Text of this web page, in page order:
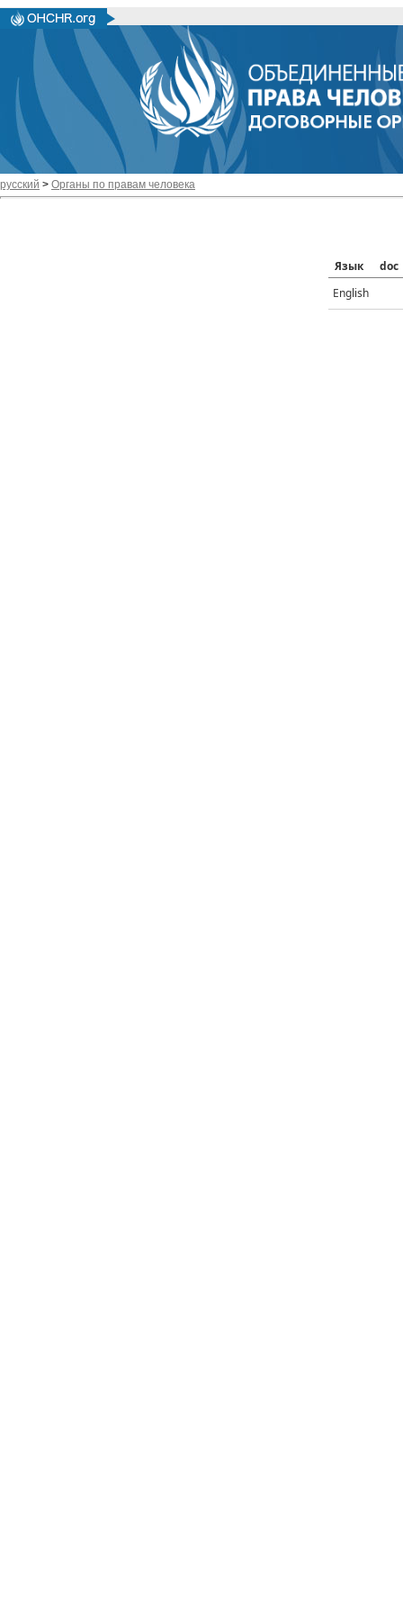
русский > Органы по правам человека
Язык
doc
English